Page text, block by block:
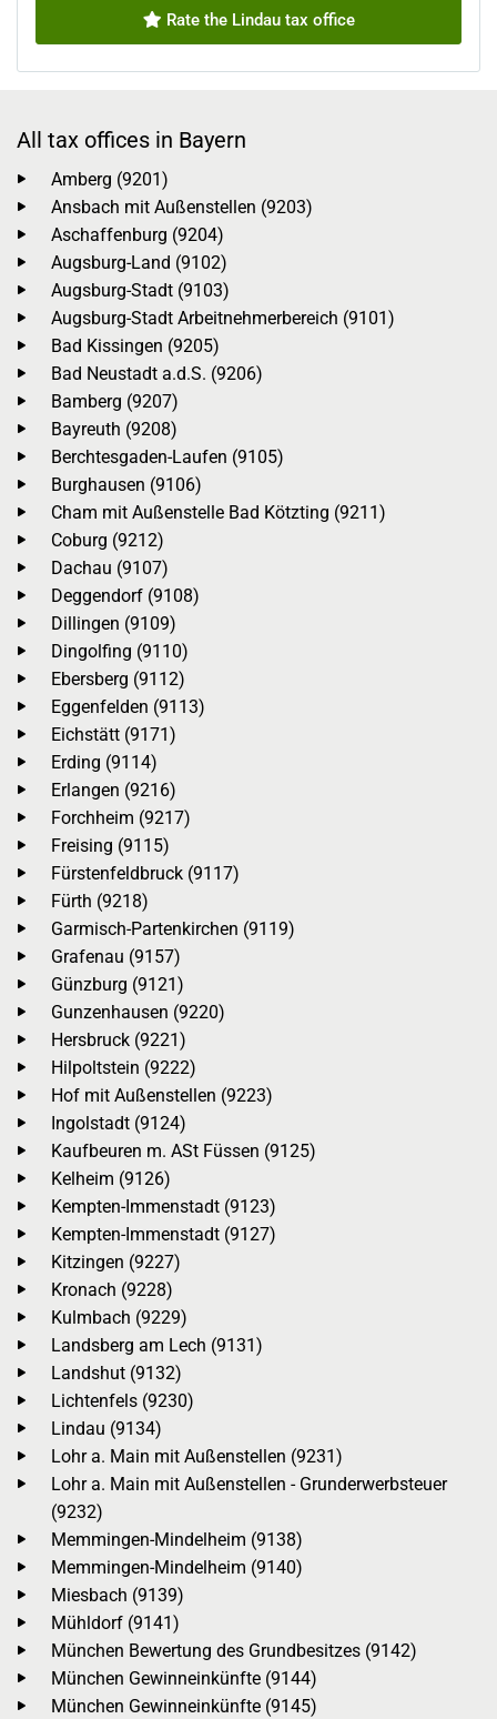
Rate the Lindau tax office
All tax offices in Bayern
Amberg (9201)
Ansbach mit Außenstellen (9203)
Aschaffenburg (9204)
Augsburg-Land (9102)
Augsburg-Stadt (9103)
Augsburg-Stadt Arbeitnehmerbereich (9101)
Bad Kissingen (9205)
Bad Neustadt a.d.S. (9206)
Bamberg (9207)
Bayreuth (9208)
Berchtesgaden-Laufen (9105)
Burghausen (9106)
Cham mit Außenstelle Bad Kötzting (9211)
Coburg (9212)
Dachau (9107)
Deggendorf (9108)
Dillingen (9109)
Dingolfing (9110)
Ebersberg (9112)
Eggenfelden (9113)
Eichstätt (9171)
Erding (9114)
Erlangen (9216)
Forchheim (9217)
Freising (9115)
Fürstenfeldbruck (9117)
Fürth (9218)
Garmisch-Partenkirchen (9119)
Grafenau (9157)
Günzburg (9121)
Gunzenhausen (9220)
Hersbruck (9221)
Hilpoltstein (9222)
Hof mit Außenstellen (9223)
Ingolstadt (9124)
Kaufbeuren m. ASt Füssen (9125)
Kelheim (9126)
Kempten-Immenstadt (9123)
Kempten-Immenstadt (9127)
Kitzingen (9227)
Kronach (9228)
Kulmbach (9229)
Landsberg am Lech (9131)
Landshut (9132)
Lichtenfels (9230)
Lindau (9134)
Lohr a. Main mit Außenstellen (9231)
Lohr a. Main mit Außenstellen - Grunderwerbsteuer
(9232)
Memmingen-Mindelheim (9138)
Memmingen-Mindelheim (9140)
Miesbach (9139)
Mühldorf (9141)
München Bewertung des Grundbesitzes (9142)
München Gewinneinkünfte (9144)
München Gewinneinkünfte (9145)